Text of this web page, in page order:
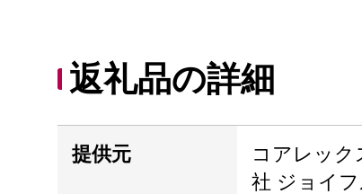
返礼品の詳細
提供元
コアレック
社 ジョイ